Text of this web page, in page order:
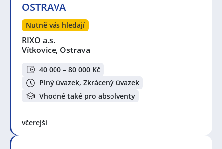
OSTRAVA
Nutně vás hledají
RIXO a.s.
Vítkovice, Ostrava
40 000 – 80 000 Kč
Plný úvazek, Zkrácený úvazek
Vhodné také pro absolventy
včerejší